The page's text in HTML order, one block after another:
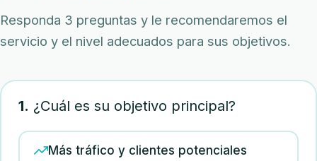
Responda 3 preguntas y le recomendaremos el
servicio y el nivel adecuados para sus objetivos.
1. ¿Cuál es su objetivo principal?
Más tráfico y clientes potenciales